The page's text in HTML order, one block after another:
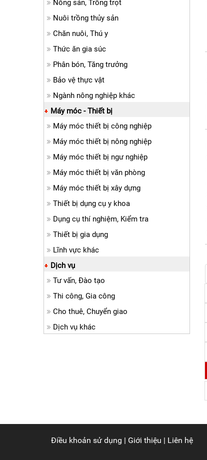
Nông sản, Trồng trọt
Nuôi trồng thủy sản
Chăn nuôi, Thú y
Thức ăn gia súc
Phân bón, Tăng trưởng
Bảo vệ thực vật
Ngành nông nghiệp khác
Máy móc - Thiết bị
Máy móc thiết bị công nghiệp
Máy móc thiết bị nông nghiệp
Máy móc thiết bị ngư nghiệp
Máy móc thiết bị văn phòng
Máy móc thiết bị xây dựng
Thiết bị dụng cụ y khoa
Dụng cụ thí nghiệm, Kiểm tra
Thiết bị gia dụng
Lĩnh vực khác
Dịch vụ
Tư vấn, Đào tạo
Thi công, Gia công
Cho thuê, Chuyển giao
Dịch vụ khác
Điều khoản sử dụng | Giới thiệu | Liên hệ